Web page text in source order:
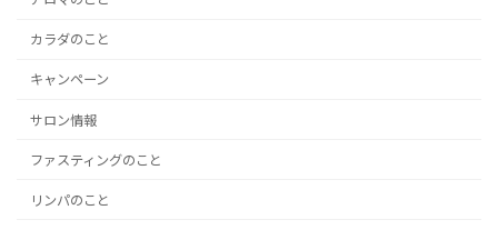
カラダのこと
キャンペーン
サロン情報
ファスティングのこと
リンパのこと